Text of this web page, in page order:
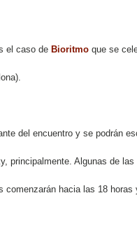
el caso de Bioritmo que se
del encuentro y se podrán
principalmente. Algunas de
hacia las 18